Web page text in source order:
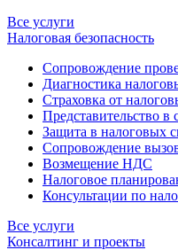
Все услуги
Налоговая безопасность
Сопровождение
Диагностика
Страховка от
Представительство в
Защита в налоговых
Сопровождение
Возмещение НДС
Налоговое
Консультации по
Все услуги
Консалтинг и проекты